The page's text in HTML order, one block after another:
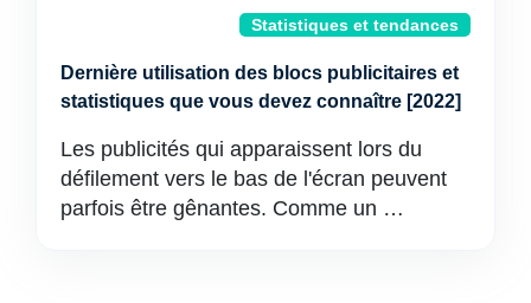
Statistiques et tendances
Dernière utilisation des blocs publicitaires et
statistiques que vous devez connaître [2022]
Les publicités qui apparaissent lors du
défilement vers le bas de l'écran peuvent
parfois être gênantes. Comme un …